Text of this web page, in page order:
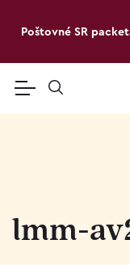
Poštovné SR
lmm-